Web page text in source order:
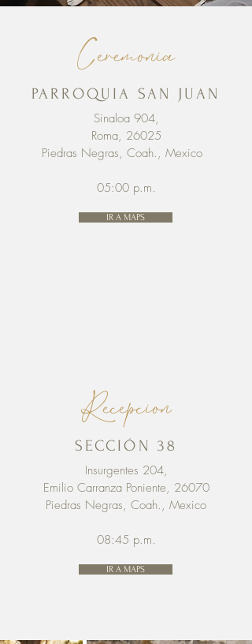
Ceremonia
PARROQUIA SAN JUAN
Sinaloa 904,
Roma, 26025
Piedras Negras, Coah., Mexico
05:00 p.m.
IR A MAPS
Recepcion
SECCIÓN 38
Insurgentes 204,
Emilio Carranza Poniente, 26070
Piedras Negras, Coah., Mexico
08:45 p.m.
IR A MAPS